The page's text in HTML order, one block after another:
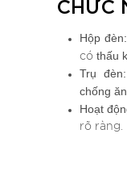
Hộp đèn:
có thấu
Trụ đèn:
chống
Hoạt
rõ ràng.